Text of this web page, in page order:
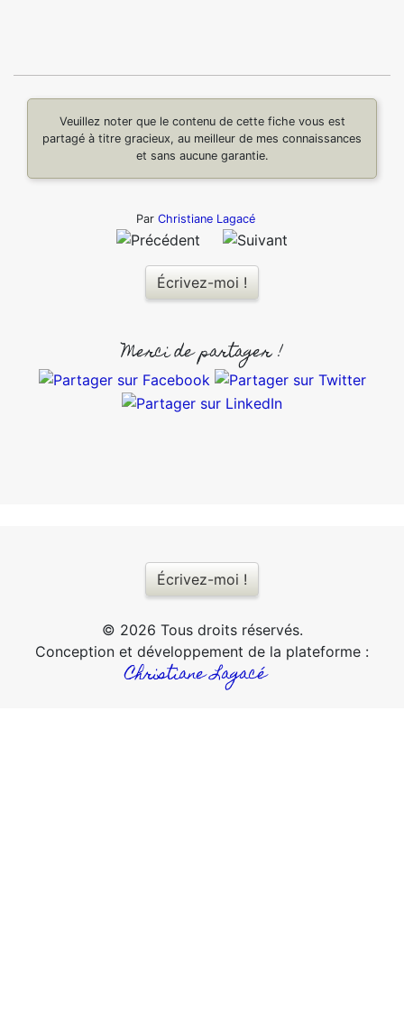
Veuillez noter que le contenu de cette fiche vous est
partagé à titre gracieux, au meilleur de mes connaissances
et sans aucune garantie.
Par Christiane Lagacé
Écrivez-moi !
Merci de partager !
Écrivez-moi !
© 2026 Tous droits réservés.
Conception et développement de la plateforme :
Christiane Lagacé